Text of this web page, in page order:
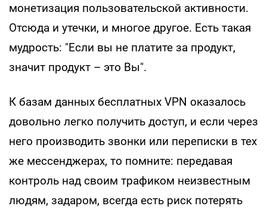
монетизация пользовательской активности.
Отсюда и утечки, и многое другое. Есть такая
мудрость: "Если вы не платите за продукт,
значит продукт – это Вы".
К базам данных бесплатных VPN оказалось
довольно легко получить доступ, и если через
него производить звонки или переписки в тех
же мессенджерах, то помните: передавая
контроль над своим трафиком неизвестным
людям, задаром, всегда есть риск потерять